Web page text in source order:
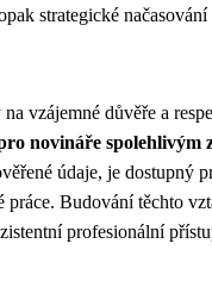
strategické
vzájemné důvěře a
novináře spolehlivým
údaje, je dostupný
práce. Budování těchto
profesionální